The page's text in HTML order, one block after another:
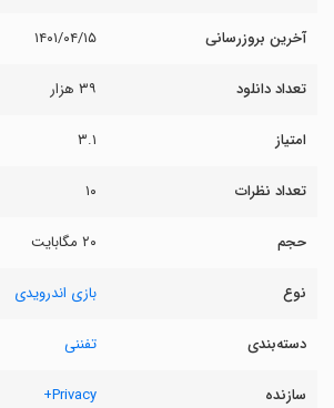
آخرین بروزرسانی ۱۴۰۱/۰۴/۱۵
تعداد دانلود ۳۹ هزار
امتیاز ۳.۱
تعداد نظرات ۱۰
حجم ۲۰ مگابایت
نوع بازی اندرویدی
دسته‌بندی تفننی
سازنده Privacy+